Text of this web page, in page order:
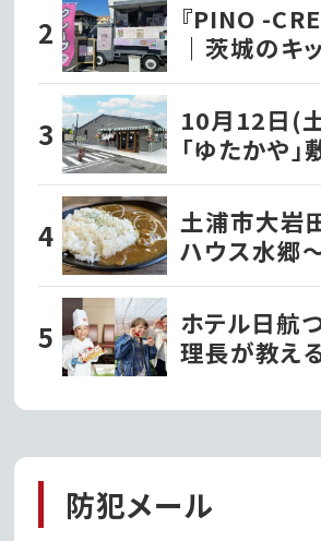
『PINO -
｜茨城のキ
り
10月12日(
「ゆたかや
菓子店『パ
カヤマ』が
プン!!｜常
土浦市大岩
ハウス水郷
な公園を眺
べる「常陸牛
ホテル日航
理長が教え
防犯メール